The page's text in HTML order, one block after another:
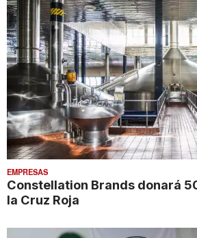
EMPRESAS
Constellation Brands donará
la Cruz Roja